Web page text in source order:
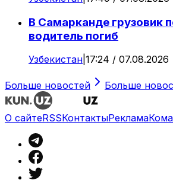
В Самарканде грузовик
водитель погиб
Узбекистан 17:24 / 07.08.2026
Больше новостей Больше
О сайтеRSSКонтактыРеклама